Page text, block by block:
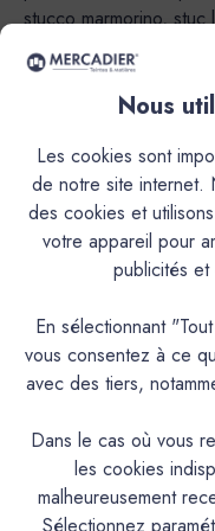
stucco marmorino,
caractrisé par les
à la chaux grasse
exceptionnel autant en
ou Pré-teinté) rend
et peut limiter l’usage
Pigments poudre à
l’extérieur pour les
AURIGON,
FIGUIER, GOLF
LAURIER,
ETOILE, OULIVIÉ,
l’extérieur sauf dans le
par l’Extérieur) :
CALABRUN, CAMIN,
Nous
Les cookies sont
de notre site internet.
des cookies et
votre appareil pour
publicités et
En sélectionnant
vous consentez à ce
avec des tiers,
Dans le cas où vous
les cookies
malheureusement